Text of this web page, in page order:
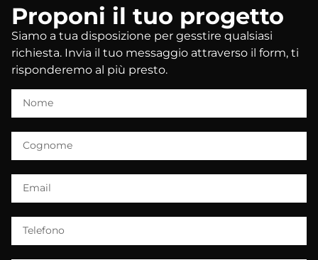
Proponi il tuo progetto
Siamo a tua disposizione per gesstire qualsiasi
richiesta. Invia il tuo messaggio attraverso il form, ti
risponderemo al più presto.